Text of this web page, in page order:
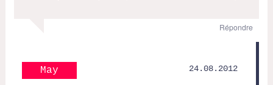
Répondre
May 24.08.2012